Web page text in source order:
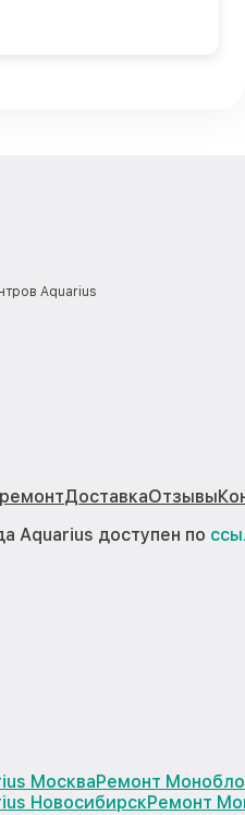
Aquarius
ДоставкаОтзывы
Aquarius доступен по
МоскваРемонт
НовосибирскРемонт